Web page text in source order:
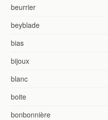
beurrier
beyblade
bias
bijoux
blanc
boite
bonbonnière